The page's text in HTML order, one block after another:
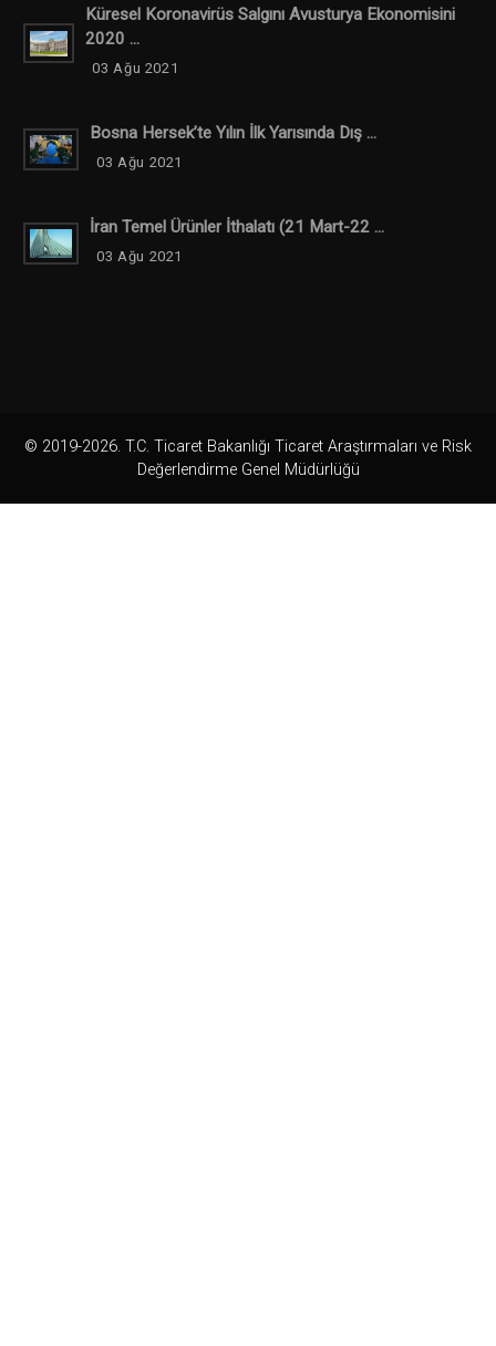
Küresel Koronavirüs Salgını Avusturya Ekonomisini
2020 ...
03 Ağu 2021
Bosna Hersek’te Yılın İlk Yarısında Dış ...
03 Ağu 2021
İran Temel Ürünler İthalatı (21 Mart-22 ...
03 Ağu 2021
© 2019-2026. T.C. Ticaret Bakanlığı Ticaret Araştırmaları ve Risk
Değerlendirme Genel Müdürlüğü